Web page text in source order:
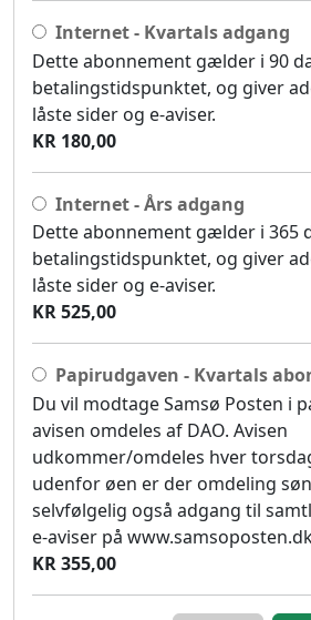
Internet - Kvartals adgang
Dette abonnement gælder i 90
betalingstidspunktet, og giver
låste sider og e-aviser.
KR 180,00
Internet - Års adgang
Dette abonnement gælder i 365
betalingstidspunktet, og giver
låste sider og e-aviser.
KR 525,00
Papirudgaven - Kvartals
Du vil modtage Samsø Posten i
avisen omdeles af DAO. Avisen
udkommer/omdeles hver
udenfor øen er der omdeling
selvfølgelig også adgang til
e-aviser på
KR 355,00